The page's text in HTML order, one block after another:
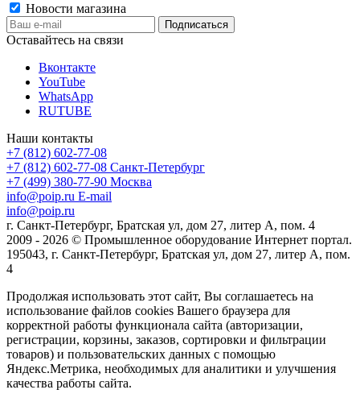
Новости магазина
Оставайтесь на связи
Вконтакте
YouTube
WhatsApp
RUTUBE
Наши контакты
+7 (812) 602-77-08
+7 (812) 602-77-08 Санкт-Петербург
+7 (499) 380-77-90 Москва
info@poip.ru E-mail
info@poip.ru
г. Санкт-Петербург, Братская ул, дом 27, литер А, пом. 4
2009 - 2026 © Промышленное оборудование Интернет портал.
195043, г. Санкт-Петербург, Братская ул, дом 27, литер А, пом.
4
Продолжая использовать этот сайт, Вы соглашаетесь на
использование файлов cookies Вашего браузера для
корректной работы функционала сайта (авторизации,
регистрации, корзины, заказов, сортировки и фильтрации
товаров) и пользовательских данных с помощью
Яндекс.Метрика, необходимых для аналитики и улучшения
качества работы сайта.